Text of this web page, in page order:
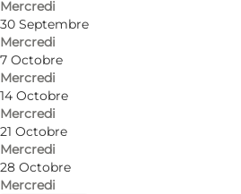
Mercredi
30 Septembre
Mercredi
7 Octobre
Mercredi
14 Octobre
Mercredi
21 Octobre
Mercredi
28 Octobre
Mercredi
Photo :